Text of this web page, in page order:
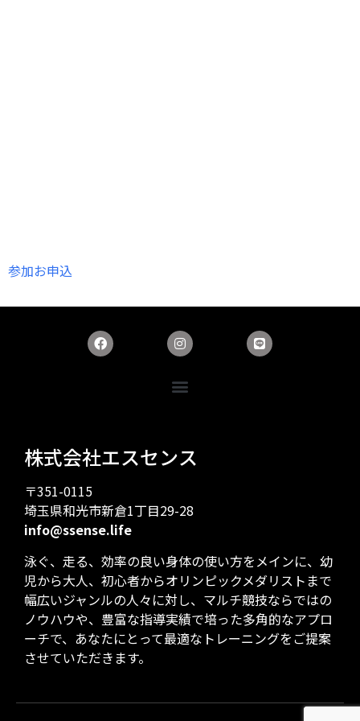
参加お申込
株式会社エスセンス
〒351-0115
埼玉県和光市新倉1丁目29-28
info@ssense.life
泳ぐ、走る、効率の良い身体の使い方をメインに、幼
児から大人、初心者からオリンピックメダリストまで
幅広いジャンルの人々に対し、マルチ競技ならではの
ノウハウや、豊富な指導実績で培った多角的なアプロ
ーチで、あなたにとって最適なトレーニングをご提案
させていただきます。